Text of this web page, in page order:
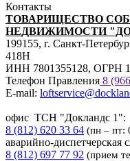
Контакты
ТОВАРИЩЕСТВО
НЕДВИЖИМОСТИ
199155, г. Санкт-
418Н
ИНН 7801355128, ОГРН
Телефон Правления 8
E-mail:
офис ТСН "Докландс 1":
8 (812) 620 33 64 (пн – пт:
аварийно-диспетчерская
8 (812) 697 77 92 (прием